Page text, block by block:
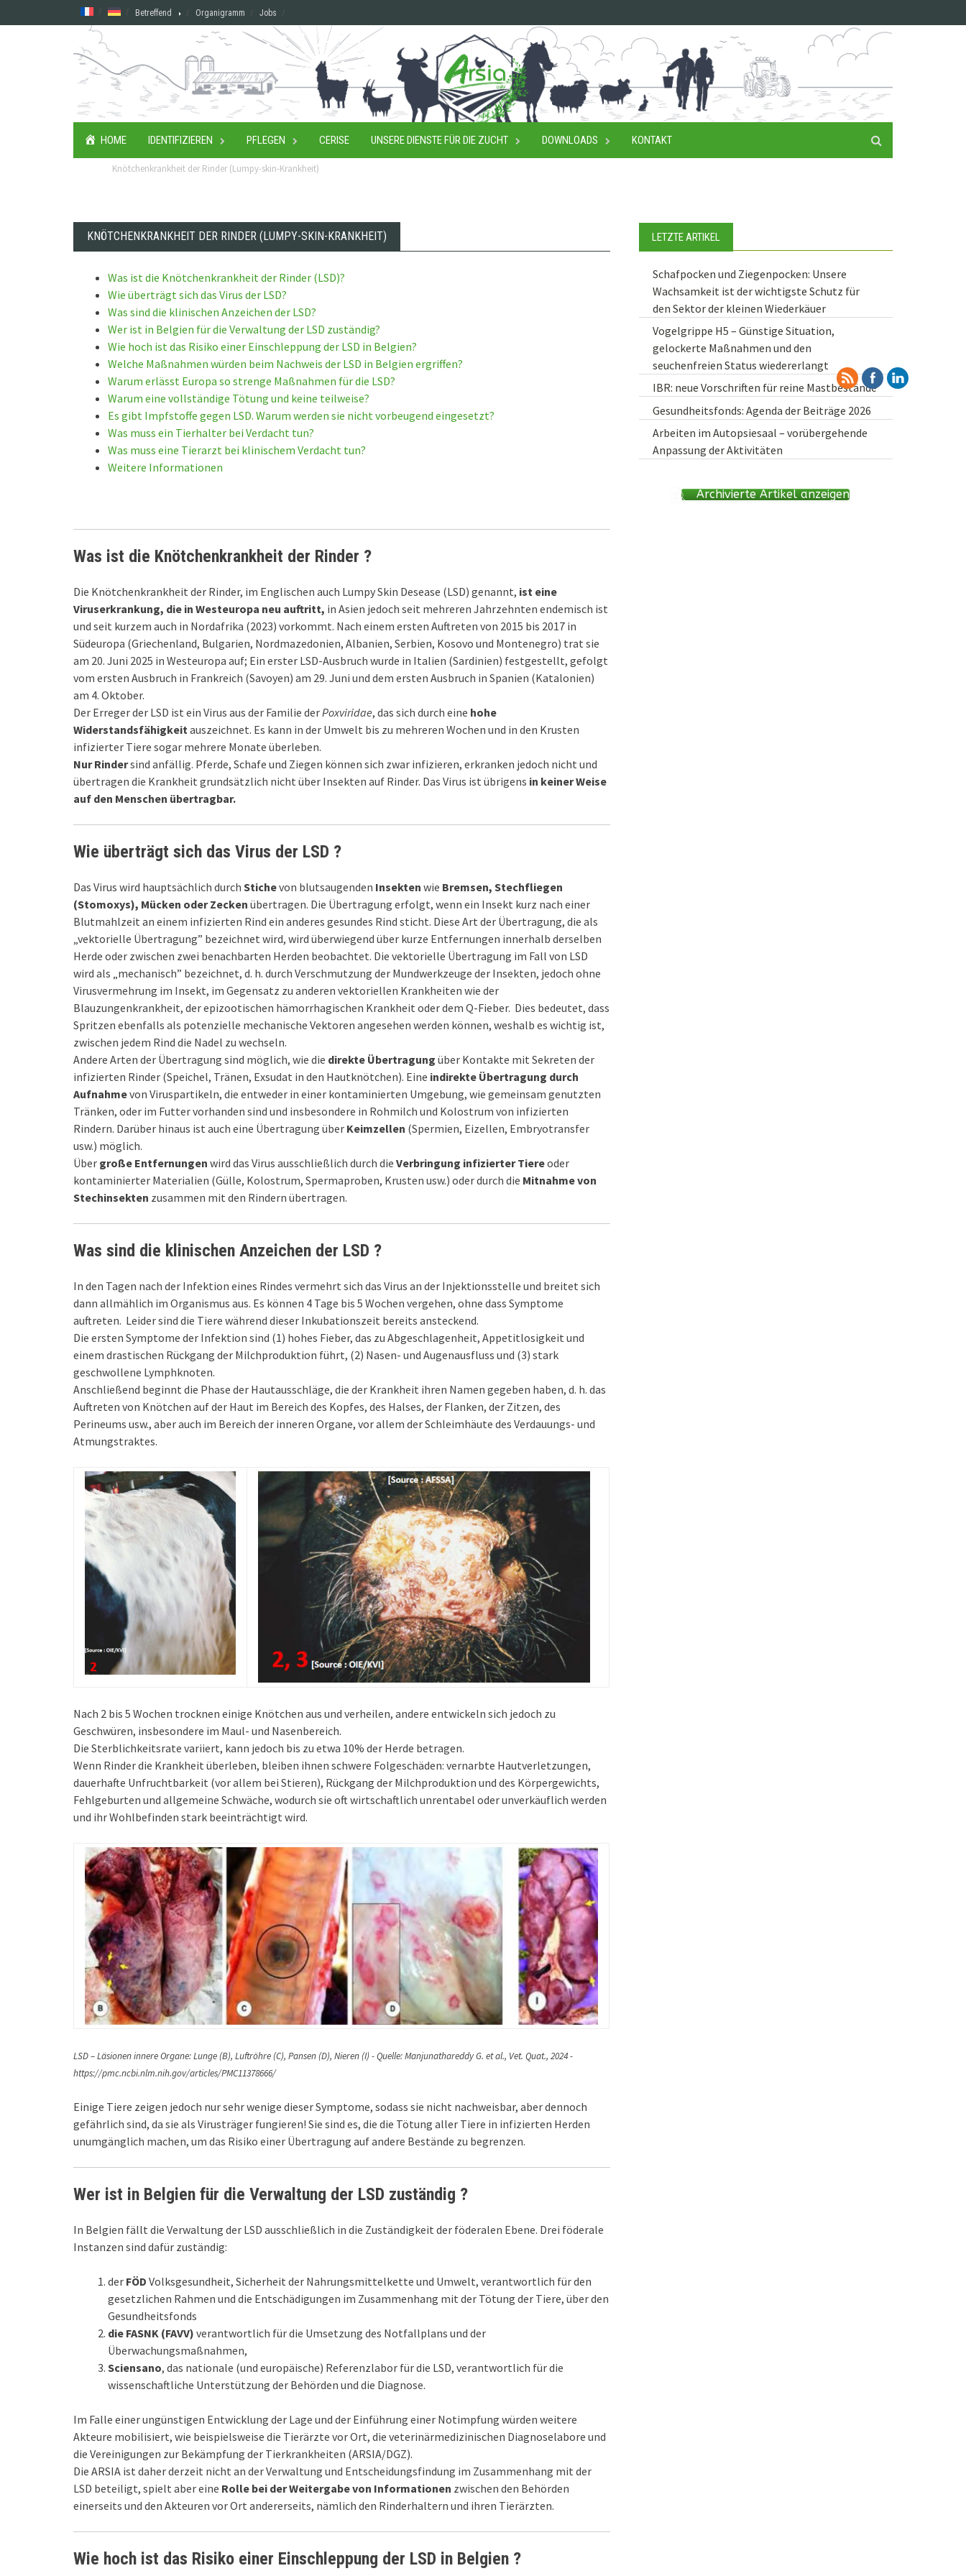
to
Betreffend Organigramm Jobs
HOME IDENTIFIZIEREN PFLEGEN CERISE UNSERE DIENSTE FÜR DIE ZUCHT DOWNLOADS KONTAKT
Knötchenkrankheit der Rinder (Lumpy-skin-Krankheit)
KNÖTCHENKRANKHEIT DER RINDER (LUMPY-SKIN-KRANKHEIT)
Was ist die Knötchenkrankheit der Rinder (LSD)?
Wie überträgt sich das Virus der LSD?
Was sind die klinischen Anzeichen der LSD?
Wer ist in Belgien für die Verwaltung der LSD zuständig?
Wie hoch ist das Risiko einer Einschleppung der LSD in Belgien?
Welche Maßnahmen würden beim Nachweis der LSD in Belgien ergriffen?
Warum erlässt Europa so strenge Maßnahmen für die LSD?
Warum eine vollständige Tötung und keine teilweise?
Es gibt Impfstoffe gegen LSD. Warum werden sie nicht vorbeugend eingesetzt?
Was muss ein Tierhalter bei Verdacht tun?
Was muss eine Tierarzt bei klinischem Verdacht tun?
Weitere Informationen
Was ist die Knötchenkrankheit der Rinder ?
Die Knötchenkrankheit der Rinder, im Englischen auch Lumpy Skin Desease (LSD) genannt, ist eine
Viruserkrankung, die in Westeuropa neu auftritt, in Asien jedoch seit mehreren Jahrzehnten endemisch ist
und seit kurzem auch in Nordafrika (2023) vorkommt. Nach einem ersten Auftreten von 2015 bis 2017 in
Südeuropa (Griechenland, Bulgarien, Nordmazedonien, Albanien, Serbien, Kosovo und Montenegro) trat sie
am 20. Juni 2025 in Westeuropa auf; Ein erster LSD-Ausbruch wurde in Italien (Sardinien) festgestellt, gefolgt
vom ersten Ausbruch in Frankreich (Savoyen) am 29. Juni und dem ersten Ausbruch in Spanien (Katalonien)
am 4. Oktober.
Der Erreger der LSD ist ein Virus aus der Familie derPoxviridae, das sich durch eine hohe
Widerstandsfähigkeit auszeichnet. Es kann in der Umwelt bis zu mehreren Wochen und in den Krusten
infizierter Tiere sogar mehrere Monate überleben.
Nur Rindersind anfällig. Pferde, Schafe und Ziegen können sich zwar infizieren, erkranken jedoch nicht und
übertragen die Krankheit grundsätzlich nicht über Insekten auf Rinder. Das Virus ist übrigens in keiner Weise
auf den Menschen übertragbar.
Wie überträgt sich das Virus der LSD ?
Das Virus wird hauptsächlich durch Stichevon blutsaugenden Insekten wie Bremsen, Stechfliegen
(Stomoxys), Mücken oder Zecken übertragen. Die Übertragung erfolgt, wenn ein Insekt kurz nach einer
Blutmahlzeit an einem infizierten Rind ein anderes gesundes Rind sticht. Diese Art der Übertragung, die als
„vektorielle Übertragung” bezeichnet wird, wird überwiegend über kurze Entfernungen innerhalb derselben
Herde oder zwischen zwei benachbarten Herden beobachtet. Die vektorielle Übertragung im Fall von LSD
wird als „mechanisch” bezeichnet, d. h. durch Verschmutzung der Mundwerkzeuge der Insekten, jedoch ohne
Virusvermehrung im Insekt, im Gegensatz zu anderen vektoriellen Krankheiten wie der
Blauzungenkrankheit, der epizootischen hämorrhagischen Krankheit oder dem Q-Fieber. Dies bedeutet, dass
Spritzen ebenfalls als potenzielle mechanische Vektoren angesehen werden können, weshalb es wichtig ist,
zwischen jedem Rind die Nadel zu wechseln.
Andere Arten der Übertragung sind möglich, wie die direkte Übertragung über Kontakte mit Sekreten der
infizierten Rinder (Speichel, Tränen, Exsudat in den Hautknötchen). Eine indirekte Übertragung durch
Aufnahmevon Viruspartikeln, die entweder in einer kontaminierten Umgebung, wie gemeinsam genutzten
Tränken, oder im Futter vorhanden sind und insbesondere in Rohmilch und Kolostrum von infizierten
Rindern. Darüber hinaus ist auch eine Übertragung über Keimzellen (Spermien, Eizellen, Embryotransfer
usw.) möglich.
Über große Entfernungen wird das Virus ausschließlich durch die Verbringung infizierter Tiereoder
kontaminierter Materialien (Gülle, Kolostrum, Spermaproben, Krusten usw.) oder durch die Mitnahme von
Stechinsekten zusammen mit den Rindern übertragen.
Was sind die klinischen Anzeichen der LSD ?
In den Tagen nach der Infektion eines Rindes vermehrt sich das Virus an der Injektionsstelle und breitet sich
dann allmählich im Organismus aus. Es können 4 Tage bis 5 Wochen vergehen, ohne dass Symptome
auftreten. Leider sind die Tiere während dieser Inkubationszeit bereits ansteckend.
Die ersten Symptome der Infektion sind (1) hohes Fieber, das zu Abgeschlagenheit, Appetitlosigkeit und
einem drastischen Rückgang der Milchproduktion führt, (2) Nasen- und Augenausfluss und (3) stark
geschwollene Lymphknoten.
Anschließend beginnt die Phase der Hautausschläge, die der Krankheit ihren Namen gegeben haben, d. h. das
Auftreten von Knötchen auf der Haut im Bereich des Kopfes, des Halses, der Flanken, der Zitzen, des
Perineums usw., aber auch im Bereich der inneren Organe, vor allem der Schleimhäute des Verdauungs- und
Atmungstraktes.
Nach 2 bis 5 Wochen trocknen einige Knötchen aus und verheilen, andere entwickeln sich jedoch zu
Geschwüren, insbesondere im Maul- und Nasenbereich.
Die Sterblichkeitsrate variiert, kann jedoch bis zu etwa 10% der Herde betragen.
Wenn Rinder die Krankheit überleben, bleiben ihnen schwere Folgeschäden: vernarbte Hautverletzungen,
dauerhafte Unfruchtbarkeit (vor allem bei Stieren), Rückgang der Milchproduktion und des Körpergewichts,
Fehlgeburten und allgemeine Schwäche, wodurch sie oft wirtschaftlich unrentabel oder unverkäuflich werden
und ihr Wohlbefinden stark beeinträchtigt wird.
LSD – Läsionen innere Organe: Lunge (B), Luftröhre (C), Pansen (D), Nieren (I) - Quelle: Manjunathareddy G. et al., Vet. Quat., 2024 -
https://pmc.ncbi.nlm.nih.gov/articles/PMC11378666/
Einige Tiere zeigen jedoch nur sehr wenige dieser Symptome, sodass sie nicht nachweisbar, aber dennoch
gefährlich sind, da sie als Virusträger fungieren! Sie sind es, die die Tötung aller Tiere in infizierten Herden
unumgänglich machen, um das Risiko einer Übertragung auf andere Bestände zu begrenzen.
Wer ist in Belgien für die Verwaltung der LSD zuständig ?
In Belgien fällt die Verwaltung der LSD ausschließlich in die Zuständigkeit der föderalen Ebene. Drei föderale
Instanzen sind dafür zuständig:
der FÖD Volksgesundheit, Sicherheit der Nahrungsmittelkette und Umwelt, verantwortlich für den
gesetzlichen Rahmen und die Entschädigungen im Zusammenhang mit der Tötung der Tiere, über den
Gesundheitsfonds
die FASNK (FAVV) verantwortlich für die Umsetzung des Notfallplans und der
Überwachungsmaßnahmen,
Sciensano, das nationale (und europäische) Referenzlabor für die LSD, verantwortlich für die
wissenschaftliche Unterstützung der Behörden und die Diagnose.
Im Falle einer ungünstigen Entwicklung der Lage und der Einführung einer Notimpfung würden weitere
Akteure mobilisiert, wie beispielsweise die Tierärzte vor Ort, die veterinärmedizinischen Diagnoselabore und
die Vereinigungen zur Bekämpfung der Tierkrankheiten (ARSIA/DGZ).
Die ARSIA ist daher derzeit nicht an der Verwaltung und Entscheidungsfindung im Zusammenhang mit der
LSD beteiligt, spielt aber eine Rolle bei der Weitergabe von Informationen zwischen den Behörden
einerseits und den Akteuren vor Ort andererseits, nämlich den Rinderhaltern und ihren Tierärzten.
Wie hoch ist das Risiko einer Einschleppung der LSD in Belgien ?
LETZTE ARTIKEL
Schafpocken und Ziegenpocken: Unsere
Wachsamkeit ist der wichtigste Schutz für
den Sektor der kleinen Wiederkäuer
Vogelgrippe H5 – Günstige Situation,
gelockerte Maßnahmen und den
seuchenfreien Status wiedererlangt
IBR: neue Vorschriften für reine Mastbestände
Gesundheitsfonds: Agenda der Beiträge 2026
Arbeiten im Autopsiesaal – vorübergehende
Anpassung der Aktivitäten
Archivierte Artikel anzeigen